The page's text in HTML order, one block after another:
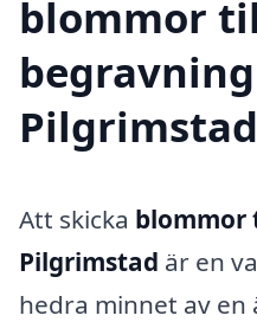
blommor
Att skicka blommor
Pilgrimstad är en
hedra minnet av en